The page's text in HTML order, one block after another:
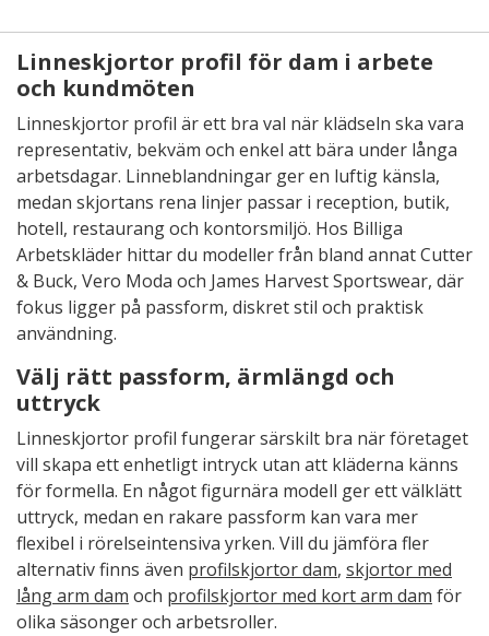
Linneskjortor profil för dam i arbete
och kundmöten
Linneskjortor profil är ett bra val när klädseln ska vara
representativ, bekväm och enkel att bära under långa
arbetsdagar. Linneblandningar ger en luftig känsla,
medan skjortans rena linjer passar i reception, butik,
hotell, restaurang och kontorsmiljö. Hos Billiga
Arbetskläder hittar du modeller från bland annat Cutter
& Buck, Vero Moda och James Harvest Sportswear, där
fokus ligger på passform, diskret stil och praktisk
användning.
Välj rätt passform, ärmlängd och
uttryck
Linneskjortor profil fungerar särskilt bra när företaget
vill skapa ett enhetligt intryck utan att kläderna känns
för formella. En något figurnära modell ger ett välklätt
uttryck, medan en rakare passform kan vara mer
flexibel i rörelseintensiva yrken. Vill du jämföra fler
alternativ finns även profilskjortor dam, skjortor med
lång arm dam och profilskjortor med kort arm dam för
olika säsonger och arbetsroller.